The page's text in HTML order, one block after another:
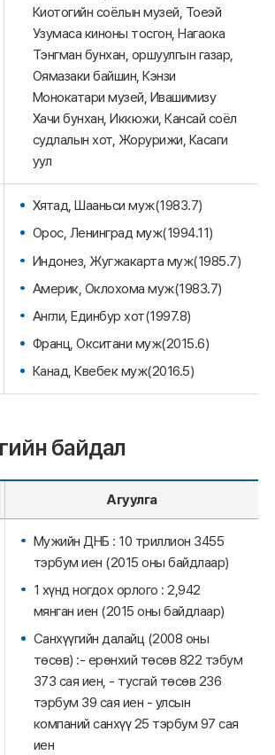
Киотогийн соёлын музей, Тоеэй
Узумаса киноны тосгон, Нагаока
Тэнгман бунхан, оршуулгын газар,
Оямазаки байшин, Кэнзи
Монокатари музей, Ивашимизу
Хачи бунхан, Иккюжи, Кансай соёл
судлалын хот, Жорурижи, Касаги
уул
Хятад, Шааньси муж(1983.7)
Орос, Ленинград муж(1994.11)
Индонез, Жугжакарта муж(1985.7)
Америк, Оклохома муж(1983.7)
Англи, Единбур хот(1997.8)
Франц, Окситани муж(2015.6)
Канад, Квебек муж(2016.5)
байдал
Агуулга
Мужийн ДНБ : 10 триллион 3455
тэрбум иен (2015 оны байдлаар)
1 хүнд ногдох орлого : 2,942
мянган иен (2015 оны байдлаар)
Санхүүгийн далайц (2008 оны
төсөв) :- ерөнхий төсөв 822 тэбум
373 сая иен, - тусгай төсөв 236
тэрбум 39 сая иен - улсын
компаний санхүү 25 тэрбум 97 сая
иен